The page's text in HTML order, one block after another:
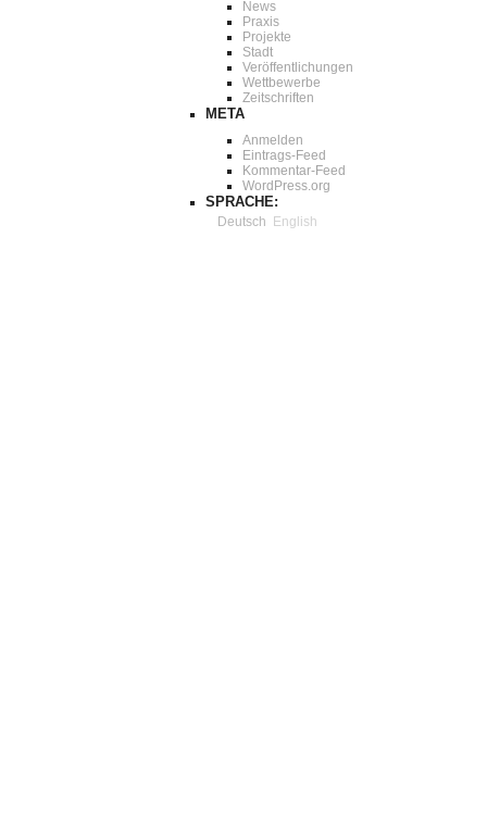
News
Praxis
Projekte
Stadt
Veröffentlichungen
Wettbewerbe
Zeitschriften
META
Anmelden
Eintrags-Feed
Kommentar-Feed
WordPress.org
SPRACHE:
Deutsch English